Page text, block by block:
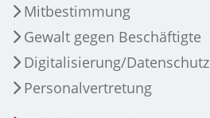
Mitbestimmung
Gewalt gegen Beschäftigte
Digitalisierung/Datenschutz
Personalvertretung